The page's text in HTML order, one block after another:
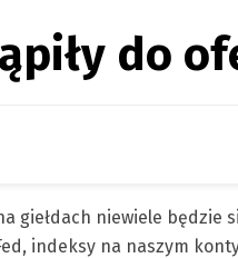
do
giełdach niewiele będzie
indeksy na naszym